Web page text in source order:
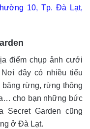
10, Tp. Đà Lạt,
điểm chụp ảnh cưới
đây có nhiều tiểu
rừng, rừng thông
cho bạn những bức
Secret Garden cũng
ở Đà Lạt.